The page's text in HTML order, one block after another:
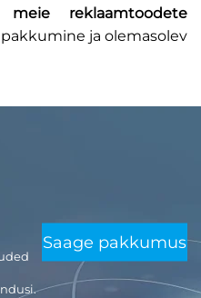
reklaamtoodete
ja olemasolev
Saage pakkumus